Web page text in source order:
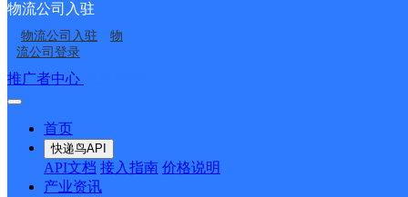
物流公司入驻
物流公司入驻
物
流公司登录
推广者中心
首页
快递鸟API
API文档 接入指南 价格说明
产业资讯
新庆邮政所
南安邮政支局
接口API
API接口 DEMO下载
关于我们